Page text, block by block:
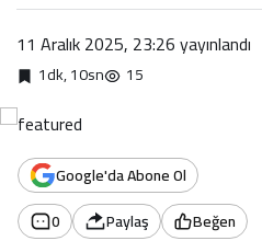
11 Aralık 2025, 23:26yayınlandı
1dk, 10sn 15
Google'da Abone Ol
0
Paylaş Beğen